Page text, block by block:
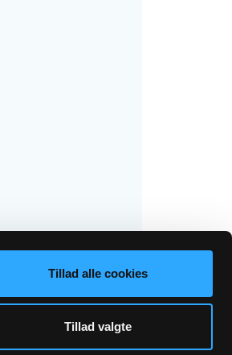
Tillad alle cookies
Tillad valgte